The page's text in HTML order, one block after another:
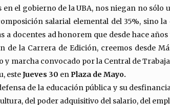
en el gobierno de la UBA, nos niegan no sólo
salarial elemental del 35%, sino
a docentes ad honorem que desde hace
de la Carrera de Edición, creemos desde
y marcha convocado por la Central de
esteJueves 30 en Plaza de Mayo.
de la educación pública y su
del poder adquisitivo del salario, del